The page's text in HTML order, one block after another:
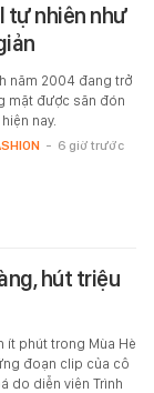
tự nhiên như
năm 2004 đang trở
mặt được săn đón
nay.
- 6 giờ trước
hút triệu
ít phút trong Mùa Hè
đoạn clip của cô
do diễn viên Trình